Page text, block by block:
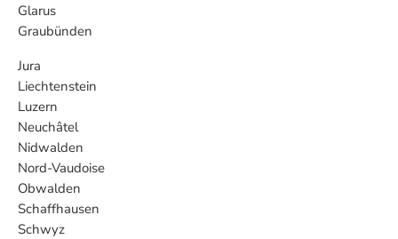
Glarus
Graubünden
Jura
Liechtenstein
Luzern
Neuchâtel
Nidwalden
Nord-Vaudoise
Obwalden
Schaffhausen
Schwyz